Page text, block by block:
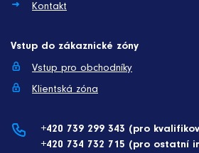
Kontakt
Vstup do zákaznické zóny
Vstup pro obchodníky
Klientská zóna
+420 739 299 343 (pro
+420 734 732 715 (pro ostatní